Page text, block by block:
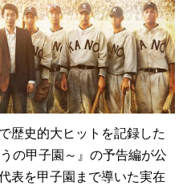
歴史的大ヒットを記録した
の甲子園～』の予告編が公
表を甲子園まで導いた実在